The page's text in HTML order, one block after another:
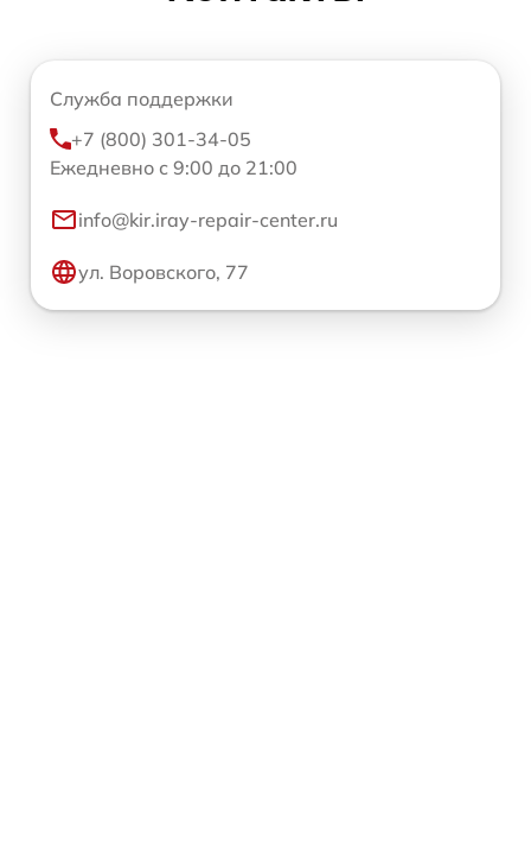
Служба поддержки
+7 (800) 301-34-05
Ежедневно с 9:00 до 21:00
info@kir.iray-repair-center.ru
ул. Воровского, 77